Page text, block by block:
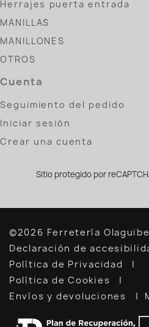
Herrajes puerta entrada
MANILLAS
MANILLONES
OTROS
Cuenta
Seguimiento del pedido
Iniciar sesión
Crear una cuenta
Sitio protegido por
©2026 Ferretería
Declaración de
Política de Privacidad
Política de Cookies
Envíos y devoluciones